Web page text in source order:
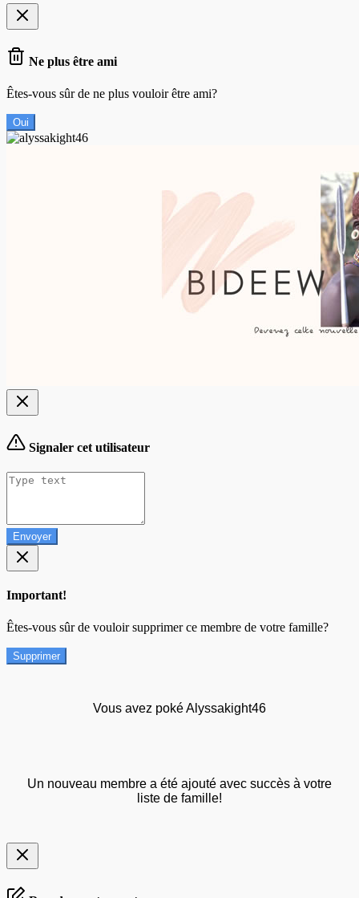
Ne plus être ami
Êtes-vous sûr de ne plus vouloir être ami?
Oui
Signaler cet utilisateur
Envoyer
Important!
Êtes-vous sûr de vouloir supprimer ce membre de votre famille?
Supprimer
Vous avez poké Alyssakight46
Un nouveau membre a été ajouté avec succès à votre
liste de famille!